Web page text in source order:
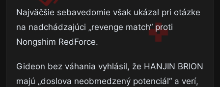
Najväčšie sebavedomie však ukázal pri otázke
na nadchádzajúci „revenge match“ proti
Nongshim RedForce.
Gideon bez váhania vyhlásil, že HANJIN BRION
majú „doslova neobmedzený potenciál“ a verí,